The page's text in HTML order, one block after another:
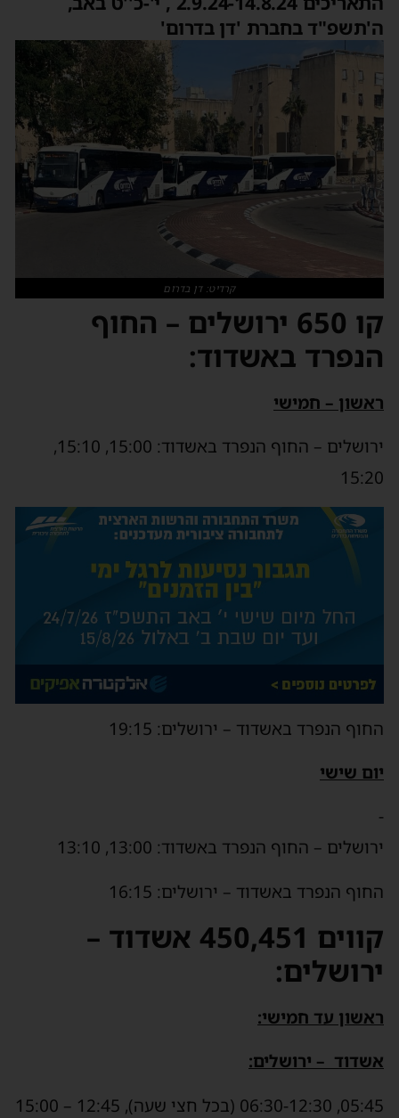
ה'תשפ"ד בחברת 'דן בדרום'
קרדיט: דן בדרום
קו 650 ירושלים – החוף
הנפרד באשדוד:
ראשון – חמישי
ירושלים – החוף הנפרד באשדוד: 15:00, 15:10,
15:20
החוף הנפרד באשדוד – ירושלים: 19:15
יום שישי
-
ירושלים – החוף הנפרד באשדוד: 13:00, 13:10
החוף הנפרד באשדוד – ירושלים: 16:15
קווים 450,451 אשדוד –
ירושלים:
ראשון עד חמישי:
אשדוד – ירושלים:
05:45, 06:30-12:30 (בכל חצי שעה), 12:45 – 15:00